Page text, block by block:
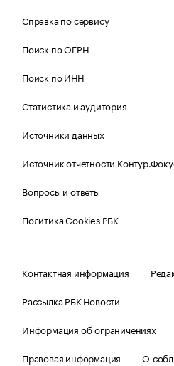
Справка по сервису
Поиск по ОГРН
Поиск по ИНН
Статистика и аудитория
Источники данных
Источник отчетности
Вопросы и ответы
Политика Cookies РБК
Контактная информация
Рассылка РБК Новости
Информация об ограничениях
Правовая информация
О